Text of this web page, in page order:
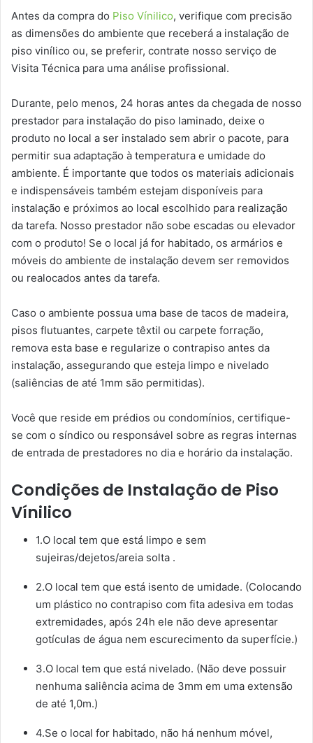
Antes da compra do Piso Vínilico, verifique com precisão
as dimensões do ambiente que receberá a instalação de
piso vinílico ou, se preferir, contrate nosso serviço de
Visita Técnica para uma análise profissional.
Durante, pelo menos, 24 horas antes da chegada de nosso
prestador para instalação do piso laminado, deixe o
produto no local a ser instalado sem abrir o pacote, para
permitir sua adaptação à temperatura e umidade do
ambiente. É importante que todos os materiais adicionais
e indispensáveis também estejam disponíveis para
instalação e próximos ao local escolhido para realização
da tarefa. Nosso prestador não sobe escadas ou elevador
com o produto! Se o local já for habitado, os armários e
móveis do ambiente de instalação devem ser removidos
ou realocados antes da tarefa.
Caso o ambiente possua uma base de tacos de madeira,
pisos flutuantes, carpete têxtil ou carpete forração,
remova esta base e regularize o contrapiso antes da
instalação, assegurando que esteja limpo e nivelado
(saliências de até 1mm são permitidas).
Você que reside em prédios ou condomínios, certifique-
se com o síndico ou responsável sobre as regras internas
de entrada de prestadores no dia e horário da instalação.
Condições de Instalação de Piso
Vínilico
1.O local tem que está limpo e sem
sujeiras/dejetos/areia solta .
2.O local tem que está isento de umidade. (Colocando
um plástico no contrapiso com fita adesiva em todas
extremidades, após 24h ele não deve apresentar
gotículas de água nem escurecimento da superfície.)
3.O local tem que está nivelado. (Não deve possuir
nenhuma saliência acima de 3mm em uma extensão
de até 1,0m.)
4.Se o local for habitado, não há nenhum móvel,